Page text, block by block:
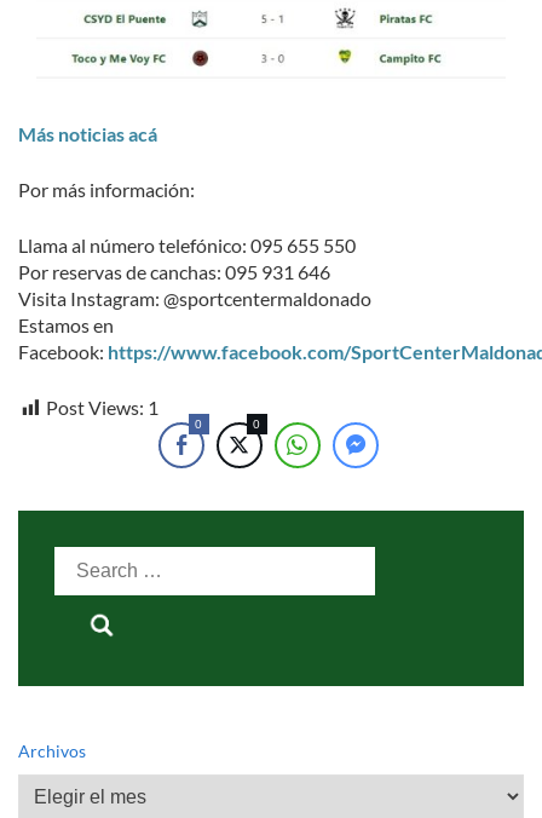
Más noticias acá
Por más información:
Llama al número telefónico: 095 655 550
Por reservas de canchas: 095 931 646
Visita Instagram: @sportcentermaldonado
Estamos en
Facebook: https://www.facebook.com/
Post Views: 1
0 0
Search
Archivos
Archivos